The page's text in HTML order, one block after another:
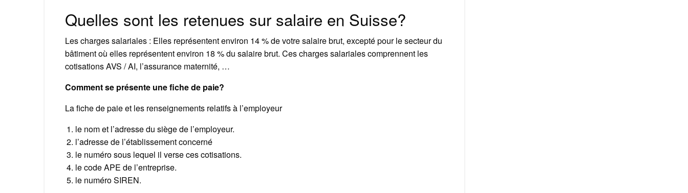
Quelles sont les retenues sur salaire en Suisse?
Les charges salariales : Elles représentent environ 14 % de votre salaire brut, excepté pour le secteur du
bâtiment où elles représentent environ 18 % du salaire brut. Ces charges salariales comprennent les
cotisations AVS / AI, l’assurance maternité, …
Comment se présente une fiche de paie?
La fiche de paie et les renseignements relatifs à l’employeur
le nom et l’adresse du siège de l’employeur.
l’adresse de l’établissement concerné
le numéro sous lequel il verse ces cotisations.
le code APE de l’entreprise.
le numéro SIREN.